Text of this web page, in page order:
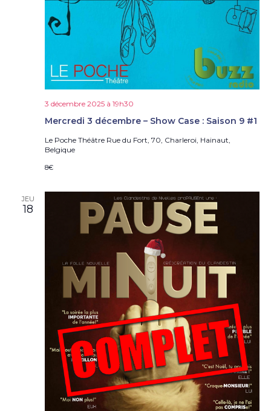
Mercredi 3 décembre – Show Case : Saison 9 #1
3 décembre 2025 à 19h30
Le Poche Théâtre Rue du Fort, 70, Charleroi, Hainaut,
Belgique
8€
JEU
18